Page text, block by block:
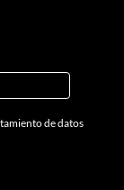
de datos